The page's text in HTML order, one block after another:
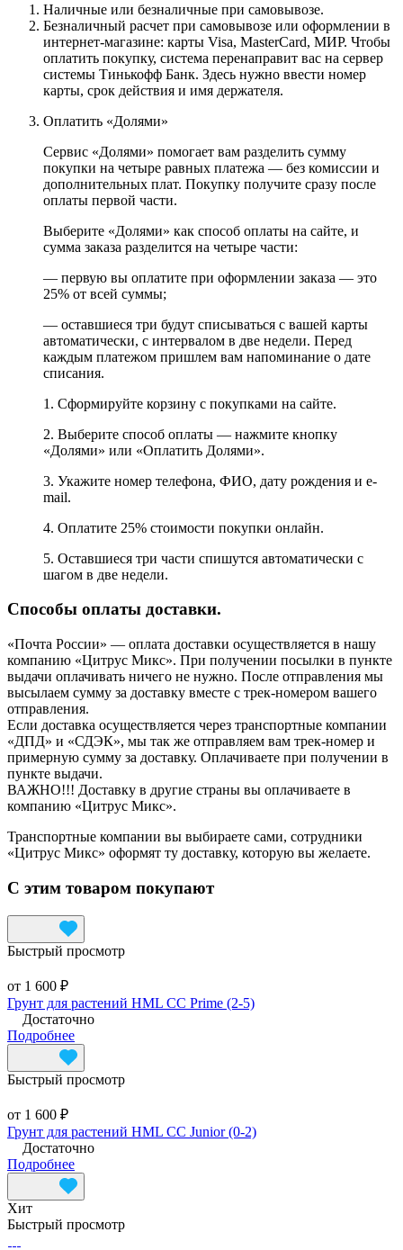
Наличные или безналичные при самовывозе.
Безналичный расчет при самовывозе или оформлении в
интернет-магазине: карты Visa, MasterCard, МИР. Чтобы
оплатить покупку, система перенаправит вас на сервер
системы Тинькофф Банк. Здесь нужно ввести номер
карты, срок действия и имя держателя.
Оплатить «Долями»
Сервис «Долями» помогает вам разделить сумму
покупки на четыре равных платежа — без комиссии и
дополнительных плат. Покупку получите сразу после
оплаты первой части.
Выберите «Долями» как способ оплаты на сайте, и
сумма заказа разделится на четыре части:
— первую вы оплатите при оформлении заказа — это
25% от всей суммы;
— оставшиеся три будут списываться с вашей карты
автоматически, с интервалом в две недели. Перед
каждым платежом пришлем вам напоминание о дате
списания.
1. Сформируйте корзину с покупками на сайте.
2. Выберите способ оплаты — нажмите кнопку
«Долями» или «Оплатить Долями».
3. Укажите номер телефона, ФИО, дату рождения и e-
mail.
4. Оплатите 25% стоимости покупки онлайн.
5. Оставшиеся три части спишутся автоматически с
шагом в две недели.
Способы оплаты доставки.
«Почта России» — оплата доставки осуществляется в нашу
компанию «Цитрус Микс». При получении посылки в пункте
выдачи оплачивать ничего не нужно. После отправления мы
высылаем сумму за доставку вместе с трек-номером вашего
отправления.
Если доставка осуществляется через транспортные компании
«ДПД» и «СДЭК», мы так же отправляем вам трек-номер и
примерную сумму за доставку. Оплачиваете при получении в
пункте выдачи.
ВАЖНО!!! Доставку в другие страны вы оплачиваете в
компанию «Цитрус Микс».
Транспортные компании вы выбираете сами, сотрудники
«Цитрус Микс» оформят ту доставку, которую вы желаете.
С этим товаром покупают
Быстрый просмотр
от 1 600 ₽
Грунт для растений HML CC Prime (2-5)
Достаточно
Подробнее
Быстрый просмотр
от 1 600 ₽
Грунт для растений HML CC Junior (0-2)
Достаточно
Подробнее
Хит
Быстрый просмотр